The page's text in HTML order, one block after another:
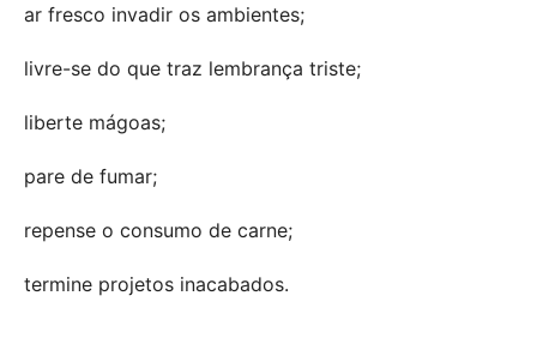
ar fresco invadir os ambientes;
livre-se do que traz lembrança triste;
liberte mágoas;
pare de fumar;
repense o consumo de carne;
termine projetos inacabados.